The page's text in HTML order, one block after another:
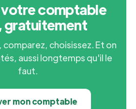
votre comptable
gratuitement
choisissez. Et on
aussi longtemps qu'il le
faut.
mon comptable